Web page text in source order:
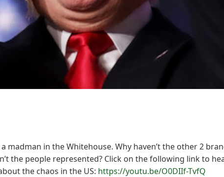
madman in the Whitehouse. Why haven’t the other 2
the people represented? Click on the following link to
the chaos in the US: https://youtu.be/O0DIIf-TvfQ